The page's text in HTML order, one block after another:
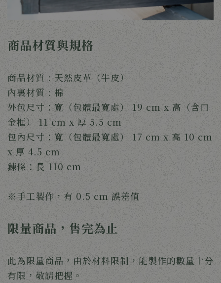
商品材質與規格
商品材質 : 天然皮革（牛皮）
內裏材質 : 棉
外包尺寸：寬（包體最寬處） 19 cm x 高（含口
金框） 11 cm x 厚 5.5 cm
包內尺寸：寬（包體最寬處） 17 cm x 高 10 cm
x 厚 4.5 cm
鍊條：長 110 cm
※手工製作，有 0.5 cm 誤差值
限量商品，售完為止
此為限量商品，由於材料限制，能製作的數量十分
有限，敬請把握。